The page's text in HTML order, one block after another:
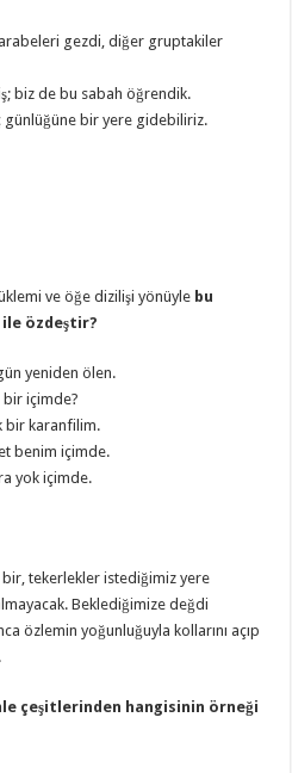
gezdi, diğer gruptakiler
biz de bu sabah öğrendik.
günlüğüne bir yere gidebiliriz.
ve öğe dizilişi yönüyle bu
özdeştir?
yeniden ölen.
içimde?
bir karanfilim.
benim içimde.
yok içimde.
tekerlekler istediğimiz yere
Beklediğimize değdi
özlemin yoğunluğuyla kollarını açıp
çeşitlerinden hangisinin örneği